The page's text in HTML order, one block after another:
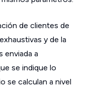
de clientes de
y de la
enviada a
se indique lo
se calculan a nivel